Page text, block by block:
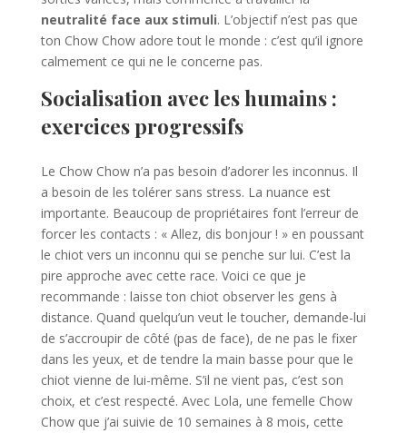
neutralité face aux stimuli. L’objectif n’est pas que
ton Chow Chow adore tout le monde : c’est qu’il ignore
calmement ce qui ne le concerne pas.
Socialisation avec les humains :
exercices progressifs
Le Chow Chow n’a pas besoin d’adorer les inconnus. Il
a besoin de les tolérer sans stress. La nuance est
importante. Beaucoup de propriétaires font l’erreur de
forcer les contacts : « Allez, dis bonjour ! » en poussant
le chiot vers un inconnu qui se penche sur lui. C’est la
pire approche avec cette race. Voici ce que je
recommande : laisse ton chiot observer les gens à
distance. Quand quelqu’un veut le toucher, demande-lui
de s’accroupir de côté (pas de face), de ne pas le fixer
dans les yeux, et de tendre la main basse pour que le
chiot vienne de lui-même. S’il ne vient pas, c’est son
choix, et c’est respecté. Avec Lola, une femelle Chow
Chow que j’ai suivie de 10 semaines à 8 mois, cette